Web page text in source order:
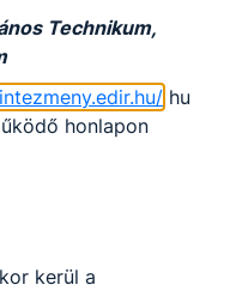
Technikum,
hu
honlapon
kerül a